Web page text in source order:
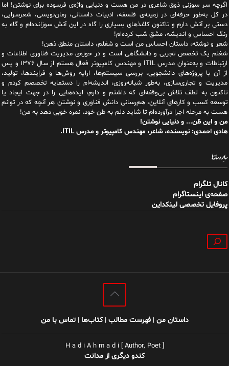
اگرچه سر سوزنی ذوق شاعری در من هست و دنیایی واژه‌‌ی فرسوده برای نوشتن! اما
در کل به‌طور حرفه‌ای در زمینه‌ی فلسفه، ادبیات داستانی، رمان‌نویسی، شعرسرایی،
دستی بر آتش دارم و تاکنون کاغذهای بسیاری را گاه در این آتش سوزانده‌ام و گاه به
رنگ احساس و اندیشه، مشق شب کرده‌ام!
شعر و نوشته، داستان احساس من است و شغلم، داستان منطق ذهن!
شغلم یک تخصص تجربی و دانشگاهی است و در حوزه‌ی مدیریت فناوری اطلاعات و
ارتباطات و به‌عنوان مدرس ITIL و مهندس کامپیوتر فعال هستم از سال ۱۳۷۶ و پس
از آن با پروژه‌های دانشجویی، بررسی سیستم‌ها، ارایه روش‌ها و فرایندها، تولید،
مدیریت و تجاری‌سازی، به‌طور شبانه‌روزی، اندیشه‌ام را دستمایه تخصصم کردم و
تاکنون به لطف تلاش بی‌وقفه‌ای که داشتم و دارم، اید‌ه‌هایی را در جهت ایجاد یا
توسعه کسب و کارهای آنلاین، هم‌رسانی دانش فناوری و نوشتن هر آنچه که در توانم
هست به مرحله اجرا درآورده‌ام تا شاید دلم به ظن خود، نمره خوبی دهد به من!
من و این ظن... و دنیایی نوشتن!
هادی احمدی: نویسنده، شاعر، مهندس کامپیوتر و مدرس ITIL.
سایر رسانه‌ها
کانال تلگرام
صفحه‌ی اینستاگرام
پروفایل تخصصی لینکداین
جستجو
داستان من |فهرست مطالب |کتاب‌ها |تماس با من
H a d i A h m a d i [ Author, Poet ]
کندو دیگری از مدانت